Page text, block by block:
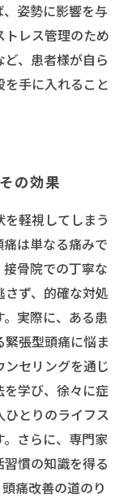
姿勢に影響を与
レス管理のため
、患者様が自ら
手に入れること
の効果
軽視してしまう
は単なる痛みで
骨院での丁寧な
ず、的確な対処
実際に、ある患
張型頭痛に悩ま
セリングを通じ
学び、徐々に症
とりのライフス
さらに、専門家
慣の知識を得る
痛改善の道のり